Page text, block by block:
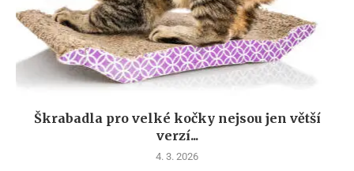
Škrabadla pro velké kočky nejsou jen větší
verzí...
4. 3. 2026